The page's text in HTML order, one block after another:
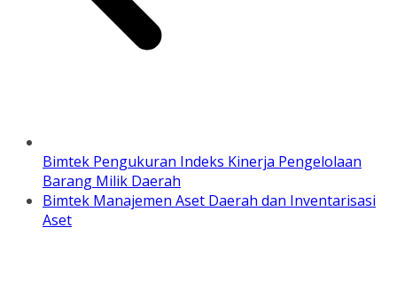
Bimtek Pengukuran Indeks Kinerja Pengelolaan
Barang Milik Daerah
Bimtek Manajemen Aset Daerah dan Inventarisasi
Aset